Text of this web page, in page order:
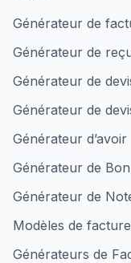
Générateur de
Générateur de
Générateur de
Générateur de
Générateur d’avoir
Générateur de
Générateur de
Modèles de
Générateurs de